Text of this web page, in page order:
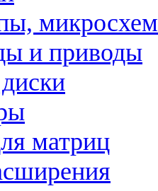
и приводы
матриц